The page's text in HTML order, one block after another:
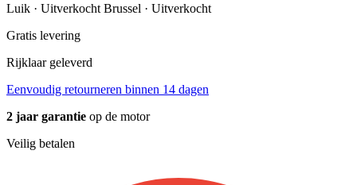
Luik · Uitverkocht Brussel · Uitverkocht
Gratis levering
Rijklaar geleverd
Eenvoudig retourneren binnen 14 dagen
2 jaar garantie op de motor
Veilig betalen